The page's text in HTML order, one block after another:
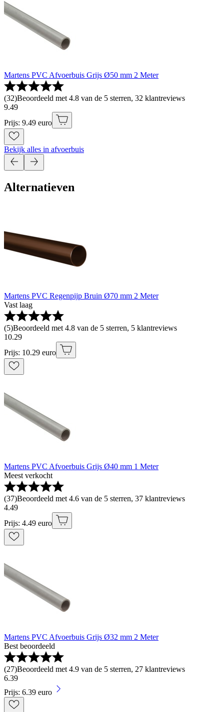
Martens PVC Afvoerbuis Grijs Ø50 mm 2 Meter
(32)Beoordeeld met 4.8 van de 5 sterren, 32 klantreviews
9.49
Prijs: 9.49 euro
Bekijk alles in afvoerbuis
Alternatieven
Martens PVC Regenpijp Bruin Ø70 mm 2 Meter
Vast laag
(5)Beoordeeld met 4.8 van de 5 sterren, 5 klantreviews
10.29
Prijs: 10.29 euro
Martens PVC Afvoerbuis Grijs Ø40 mm 1 Meter
Meest verkocht
(37)Beoordeeld met 4.6 van de 5 sterren, 37 klantreviews
4.49
Prijs: 4.49 euro
Martens PVC Afvoerbuis Grijs Ø32 mm 2 Meter
Best beoordeeld
(27)Beoordeeld met 4.9 van de 5 sterren, 27 klantreviews
6.39
Prijs: 6.39 euro